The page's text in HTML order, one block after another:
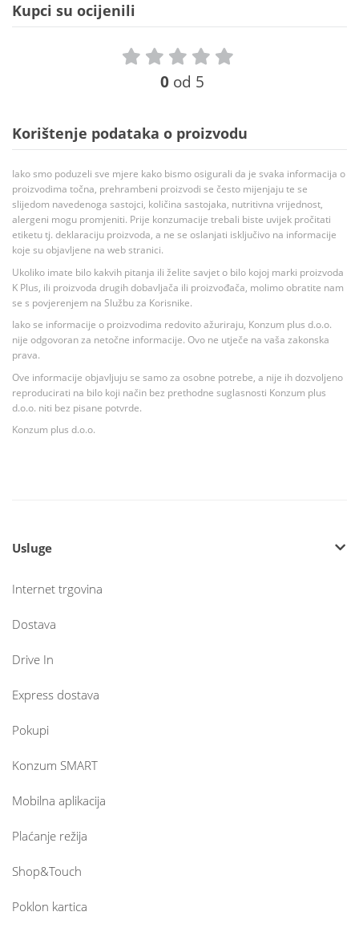
Kupci su ocijenili
0 od 5
Korištenje podataka o proizvodu
Iako smo poduzeli sve mjere kako bismo osigurali da je svaka informacija o
proizvodima točna, prehrambeni proizvodi se često mijenjaju te se
slijedom navedenoga sastojci, količina sastojaka, nutritivna vrijednost,
alergeni mogu promjeniti. Prije konzumacije trebali biste uvijek pročitati
etiketu tj. deklaraciju proizvoda, a ne se oslanjati isključivo na informacije
koje su objavljene na web stranici.
Ukoliko imate bilo kakvih pitanja ili želite savjet o bilo kojoj marki proizvoda
K Plus, ili proizvoda drugih dobavljača ili proizvođača, molimo obratite nam
se s povjerenjem na Službu za Korisnike.
Iako se informacije o proizvodima redovito ažuriraju, Konzum plus d.o.o.
nije odgovoran za netočne informacije. Ovo ne utječe na vaša zakonska
prava.
Ove informacije objavljuju se samo za osobne potrebe, a nije ih dozvoljeno
reproducirati na bilo koji način bez prethodne suglasnosti Konzum plus
d.o.o. niti bez pisane potvrde.
Konzum plus d.o.o.
Usluge
Internet trgovina
Dostava
Drive In
Express dostava
Pokupi
Konzum SMART
Mobilna aplikacija
Plaćanje režija
Shop&Touch
Poklon kartica